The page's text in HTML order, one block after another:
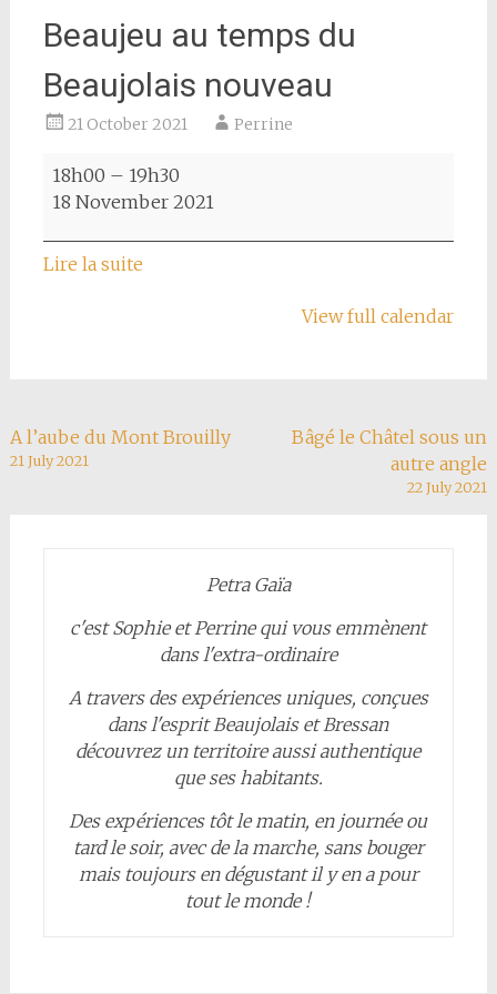
Beaujeu au temps du
Beaujolais nouveau
21 October 2021 Perrine
Beaujeu
au
du
Beaujolais
18h00 – 19h30
18 November 2021
Lire la suite
View full calendar
Post
navigation
A l’aube du Mont Brouilly
21 July 2021
Bâgé le Châtel sous un
autre angle
22 July 2021
Petra Gaïa
c'est Sophie et Perrine qui vous emmènent
dans l'extra-ordinaire
A travers des expériences uniques, conçues
dans l'esprit Beaujolais et Bressan
découvrez un territoire aussi authentique
que ses habitants.
Des expériences tôt le matin, en journée ou
tard le soir, avec de la marche, sans bouger
mais toujours en dégustant il y en a pour
tout le monde !